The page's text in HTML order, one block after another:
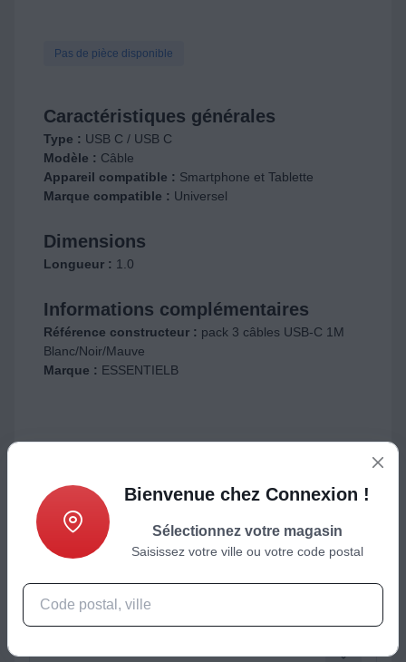
Pas de pièce disponible
Caractéristiques générales
Type : USB C / USB C
Modèle : Câble
Appareil compatible : Smartphone et Tablette
Marque compatible : Universel
Dimensions
Longueur : 1.0
Informations complémentaires
Référence constructeur : pack 3 câbles USB-C 1M
Blanc/Noir/Mauve
Marque : ESSENTIELB
Bienvenue chez Connexion !
Sélectionnez votre magasin
Saisissez votre ville ou votre code postal